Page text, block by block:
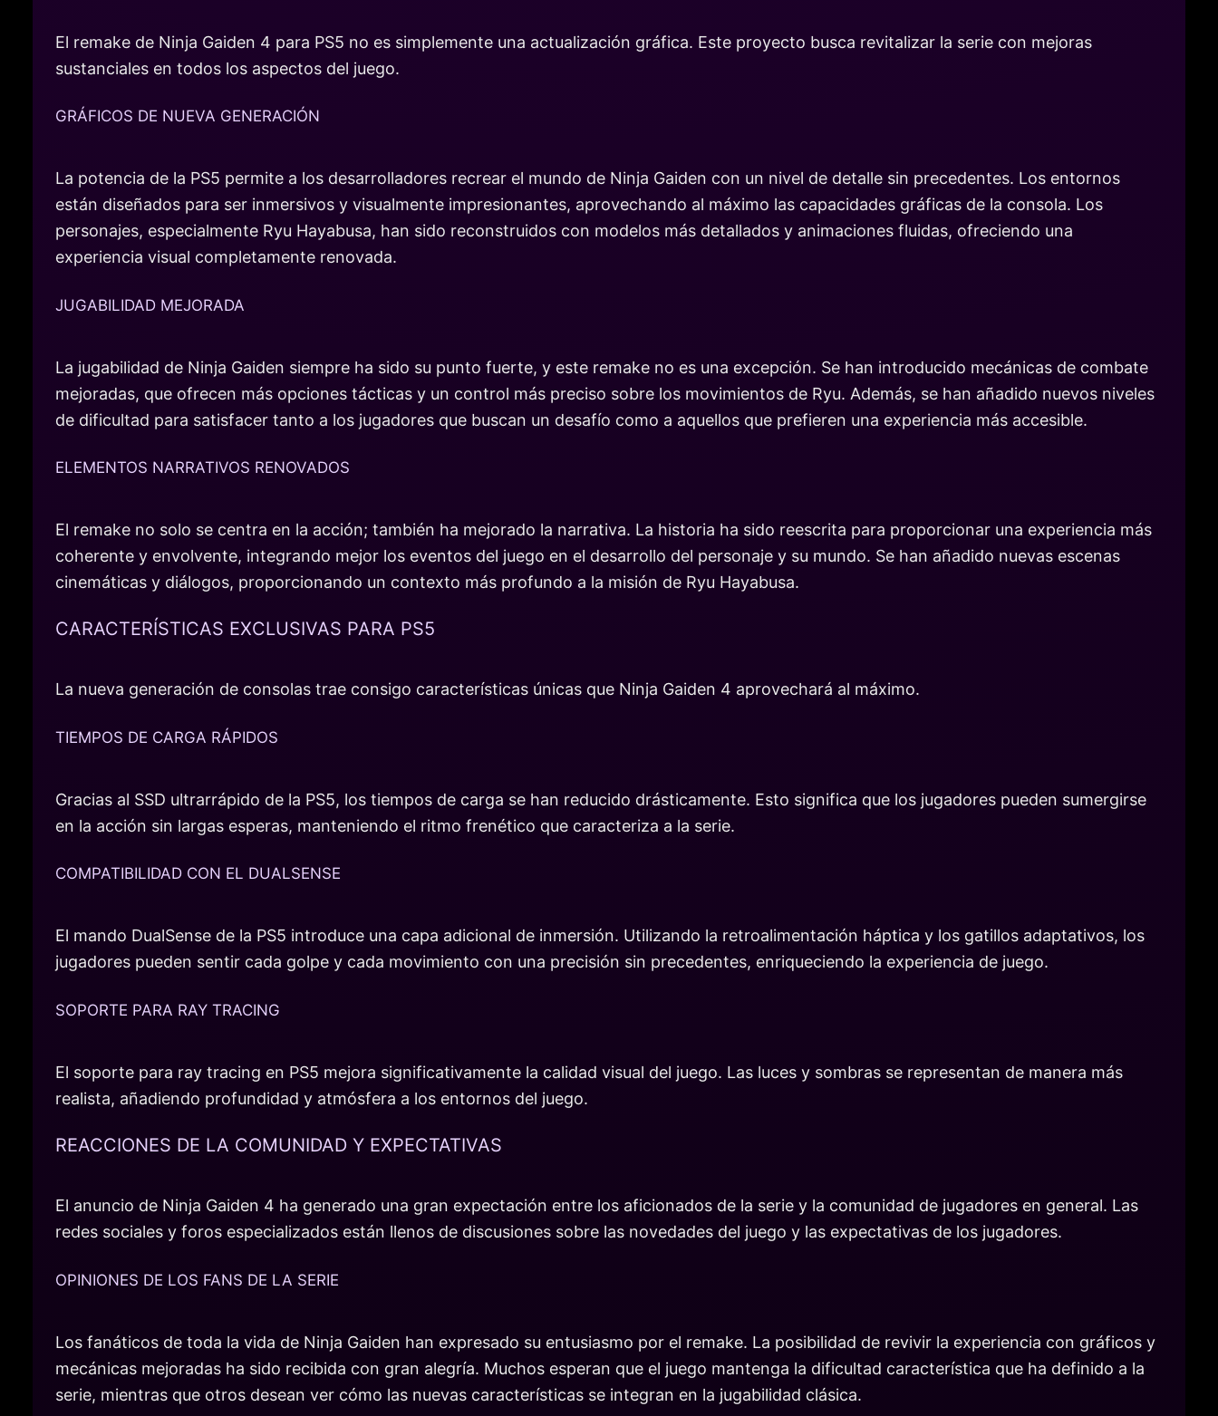
El remake de Ninja Gaiden 4 para PS5 no es simplemente una actualización gráfica. Este proyecto busca revitalizar la serie con mejoras
sustanciales en todos los aspectos del juego.
GRÁFICOS DE NUEVA GENERACIÓN
La potencia de la PS5 permite a los desarrolladores recrear el mundo de Ninja Gaiden con un nivel de detalle sin precedentes. Los entornos
están diseñados para ser inmersivos y visualmente impresionantes, aprovechando al máximo las capacidades gráficas de la consola. Los
personajes, especialmente Ryu Hayabusa, han sido reconstruidos con modelos más detallados y animaciones fluidas, ofreciendo una
experiencia visual completamente renovada.
JUGABILIDAD MEJORADA
La jugabilidad de Ninja Gaiden siempre ha sido su punto fuerte, y este remake no es una excepción. Se han introducido mecánicas de combate
mejoradas, que ofrecen más opciones tácticas y un control más preciso sobre los movimientos de Ryu. Además, se han añadido nuevos niveles
de dificultad para satisfacer tanto a los jugadores que buscan un desafío como a aquellos que prefieren una experiencia más accesible.
ELEMENTOS NARRATIVOS RENOVADOS
El remake no solo se centra en la acción; también ha mejorado la narrativa. La historia ha sido reescrita para proporcionar una experiencia más
coherente y envolvente, integrando mejor los eventos del juego en el desarrollo del personaje y su mundo. Se han añadido nuevas escenas
cinemáticas y diálogos, proporcionando un contexto más profundo a la misión de Ryu Hayabusa.
CARACTERÍSTICAS EXCLUSIVAS PARA PS5
La nueva generación de consolas trae consigo características únicas que Ninja Gaiden 4 aprovechará al máximo.
TIEMPOS DE CARGA RÁPIDOS
Gracias al SSD ultrarrápido de la PS5, los tiempos de carga se han reducido drásticamente. Esto significa que los jugadores pueden sumergirse
en la acción sin largas esperas, manteniendo el ritmo frenético que caracteriza a la serie.
COMPATIBILIDAD CON EL DUALSENSE
El mando DualSense de la PS5 introduce una capa adicional de inmersión. Utilizando la retroalimentación háptica y los gatillos adaptativos, los
jugadores pueden sentir cada golpe y cada movimiento con una precisión sin precedentes, enriqueciendo la experiencia de juego.
SOPORTE PARA RAY TRACING
El soporte para ray tracing en PS5 mejora significativamente la calidad visual del juego. Las luces y sombras se representan de manera más
realista, añadiendo profundidad y atmósfera a los entornos del juego.
REACCIONES DE LA COMUNIDAD Y EXPECTATIVAS
El anuncio de Ninja Gaiden 4 ha generado una gran expectación entre los aficionados de la serie y la comunidad de jugadores en general. Las
redes sociales y foros especializados están llenos de discusiones sobre las novedades del juego y las expectativas de los jugadores.
OPINIONES DE LOS FANS DE LA SERIE
Los fanáticos de toda la vida de Ninja Gaiden han expresado su entusiasmo por el remake. La posibilidad de revivir la experiencia con gráficos y
mecánicas mejoradas ha sido recibida con gran alegría. Muchos esperan que el juego mantenga la dificultad característica que ha definido a la
serie, mientras que otros desean ver cómo las nuevas características se integran en la jugabilidad clásica.